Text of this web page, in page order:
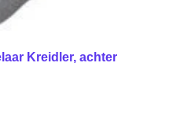
Kreidler, achter